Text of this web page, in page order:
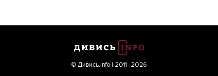
© Дивись.info | 2011–2026